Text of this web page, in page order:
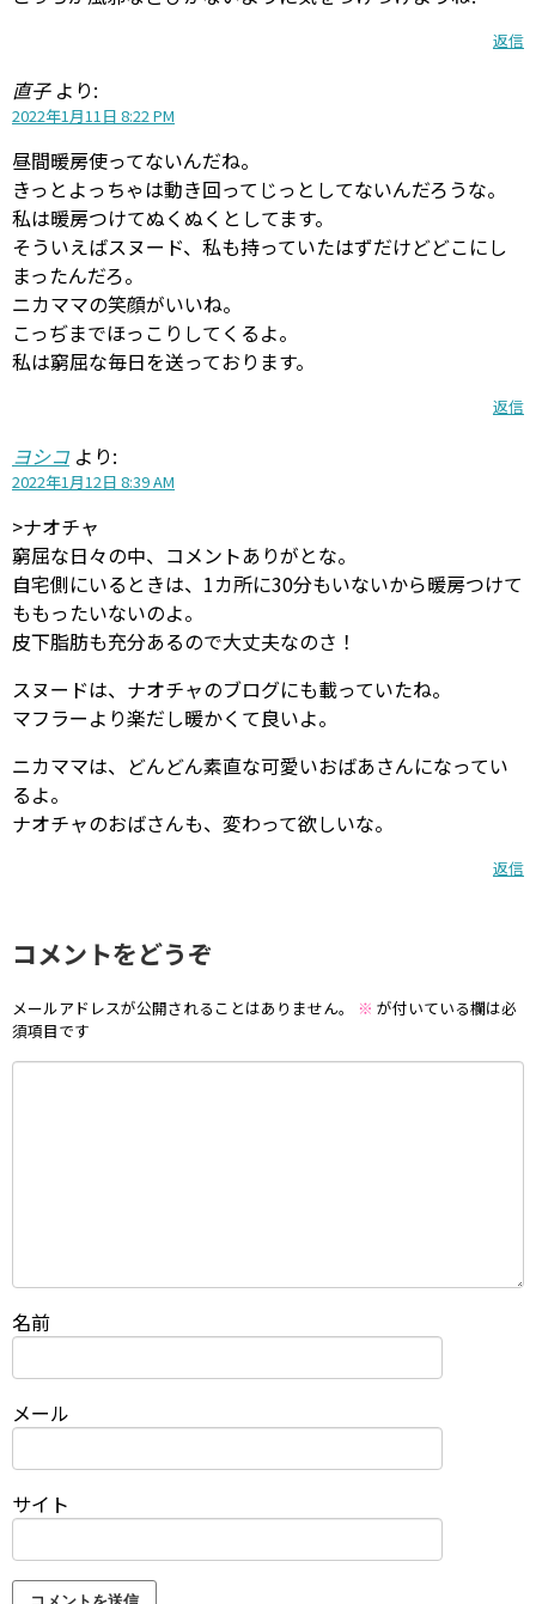
返信
直子 より:
2022年1月11日 8:22 PM
昼間暖房使ってないんだね。
きっとよっちゃは動き回ってじっとしてないんだろうな。
私は暖房つけてぬくぬくとしてます。
そういえばスヌード、私も持っていたはずだけどどこにし
まったんだろ。
ニカママの笑顔がいいね。
こっぢまでほっこりしてくるよ。
私は窮屈な毎日を送っております。
返信
ヨシコ より:
2022年1月12日 8:39 AM
>ナオチャ
窮屈な日々の中、コメントありがとな。
自宅側にいるときは、1カ所に30分もいないから暖房つけて
ももったいないのよ。
皮下脂肪も充分あるので大丈夫なのさ！
スヌードは、ナオチャのブログにも載っていたね。
マフラーより楽だし暖かくて良いよ。
ニカママは、どんどん素直な可愛いおばあさんになってい
るよ。
ナオチャのおばさんも、変わって欲しいな。
返信
コメントをどうぞ
メールアドレスが公開されることはありません。 ※ が付いている欄は必
須項目です
名前
メール
サイト